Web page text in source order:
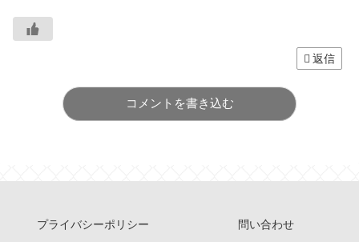
返信
コメントを書き込む
プライバシーポリシー
問い合わせ